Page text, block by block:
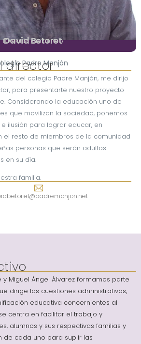
David Betoret
Director del centro
Padre Manjón
director
del colegio Padre Manjón, me dirijo
para presentarte nuestro proyecto
Considerando la educación uno de
que movilizan la sociedad, ponemos
ilusión para lograr educar, en
el resto de miembros de la comunidad
personas que serán adultos
en su día.
familia.
y Miguel Ángel Álvarez formamos parte
dirige las cuestiones administrativas,
educativa concernientes al
centra en facilitar el trabajo y
alumnos y sus respectivas familias y
de cada uno para suplir las